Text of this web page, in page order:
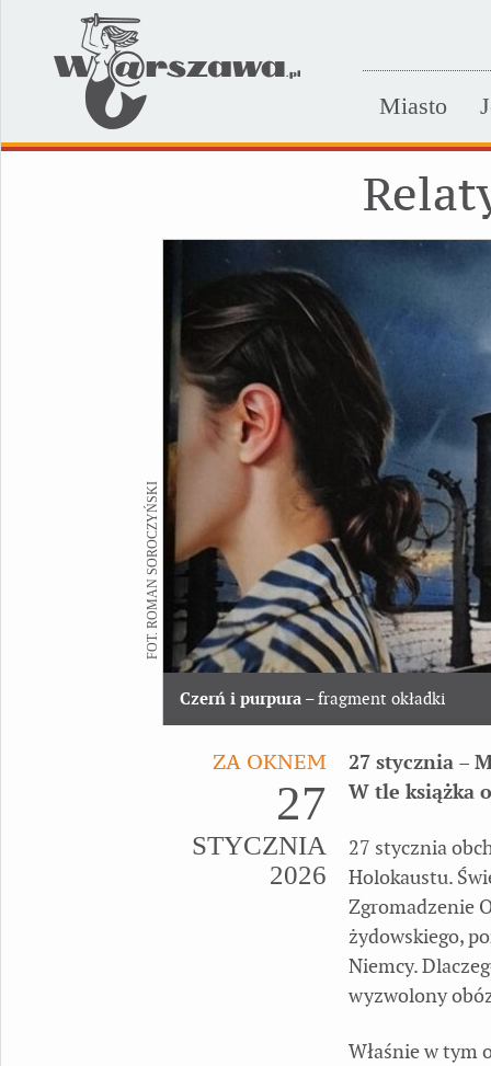
Miasto
Czerń i purpura – fragment okładki
FOT. ROMAN SOROCZYŃSKI
ZA OKNEM
27
STYCZNIA
2026
27 stycznia –
W tle książka
27 stycznia
Holokaustu.
Zgromadzenie
żydowskiego,
Niemcy.
wyzwolony
Właśnie w tym